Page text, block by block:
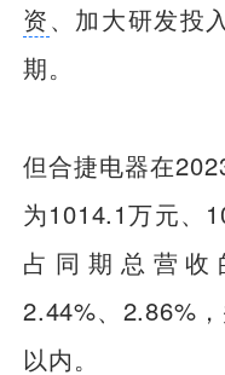
资、加大研发投
期。
但合捷电器在
为1014.1万元、
占同期总营收
2.44%、2.86%
以内。